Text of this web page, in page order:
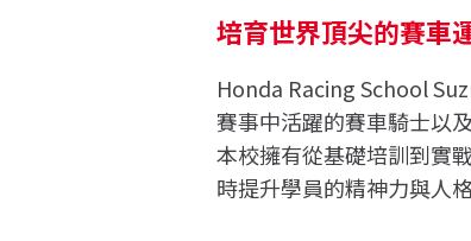
培育世界頂尖的賽車
Honda Racing School
賽事中活躍的賽車騎士以
本校擁有從基礎培訓到實
時提升學員的精神力與人